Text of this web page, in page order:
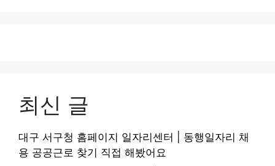
최신 글
대구 서구청 홈페이지 일자리센터 | 동행일자리 채
용 공공근로 찾기 직접 해봤어요